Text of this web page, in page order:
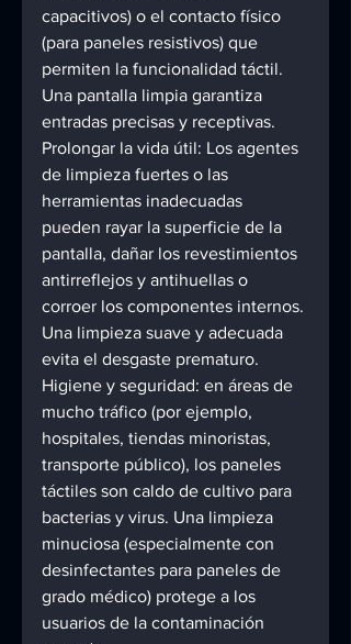
capacitivos) o el contacto físico
(para paneles resistivos) que
permiten la funcionalidad táctil.
Una pantalla limpia garantiza
entradas precisas y receptivas.
Prolongar la vida útil: Los agentes
de limpieza fuertes o las
herramientas inadecuadas
pueden rayar la superficie de la
pantalla, dañar los revestimientos
antirreflejos y antihuellas o
corroer los componentes internos.
Una limpieza suave y adecuada
evita el desgaste prematuro.
Higiene y seguridad: en áreas de
mucho tráfico (por ejemplo,
hospitales, tiendas minoristas,
transporte público), los paneles
táctiles son caldo de cultivo para
bacterias y virus. Una limpieza
minuciosa (especialmente con
desinfectantes para paneles de
grado médico) protege a los
usuarios de la contaminación